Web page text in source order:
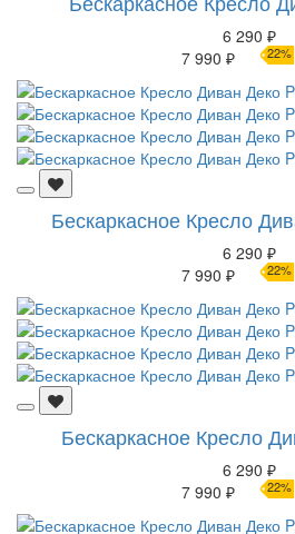
6 290 ₽
7 990 ₽
22%
Бескаркасное Кресло
6 290 ₽
7 990 ₽
22%
Бескаркасное Кресло
6 290 ₽
7 990 ₽
22%